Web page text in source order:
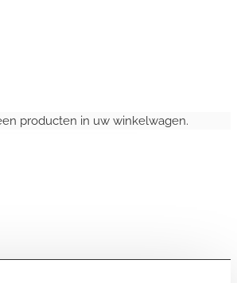
producten in uw winkelwagen.